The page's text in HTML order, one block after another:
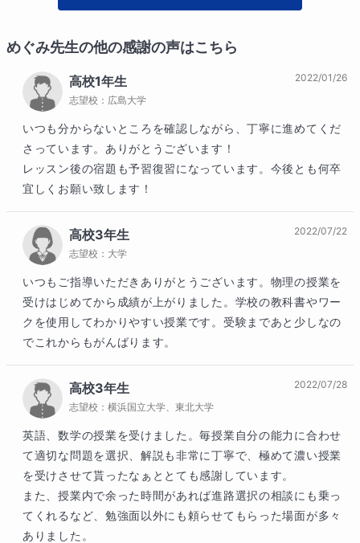
めぐみ先生の他の感謝の声はこちら
高校1年生
志望校： 広島大学
2022/01/26
いつも分からないところを確認しながら、丁寧に進めてくだ
さっています。ありがとうございます！
レッスン後の宿題も予習復習になっています。今後とも何卒
宜しくお願い致します！
高校3年生
志望校： 大学
2022/07/22
いつもご指導いただきありがとうございます。物理の授業を
受けはじめてから成績が上がりました。学校の教科書やワー
クを使用してわかりやすい授業です。受験まであと少しなの
でこれからもがんばります。
高校3年生
志望校： 横浜国立大学、東北大学
2022/07/28
英語、数学の授業を受けました。毎授業自分の能力に合わせ
て適切な問題を選択、解説も非常に丁寧で、極めて濃い授業
を受けさせて貰ったなぁととても感謝しています。
また、授業内で余った時間があれば進路選択の相談にも乗っ
てくれるなど、勉強面以外にも頼らせてもらった場面が多々
ありました。